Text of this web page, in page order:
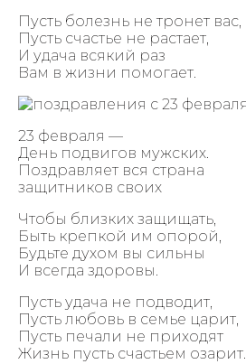
Пусть болезнь не тронет вас,
Пусть счастье не растает,
И удача всякий раз
Вам в жизни помогает.
23 февраля —
День подвигов мужских.
Поздравляет вся страна
защитников своих
Чтобы близких защищать,
Быть крепкой им опорой,
Будьте духом вы сильны
И всегда здоровы.
Пусть удача не подводит,
Пусть любовь в семье царит,
Пусть печали не приходят
Жизнь пусть счастьем озарит.